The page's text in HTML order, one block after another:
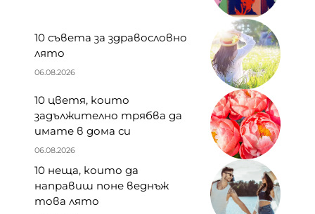
10 съвета за здравословно
лято
06.08.2026
10 цветя, които
задължително трябва да
имате в дома си
06.08.2026
10 неща, които да
направиш поне веднъж
това лято